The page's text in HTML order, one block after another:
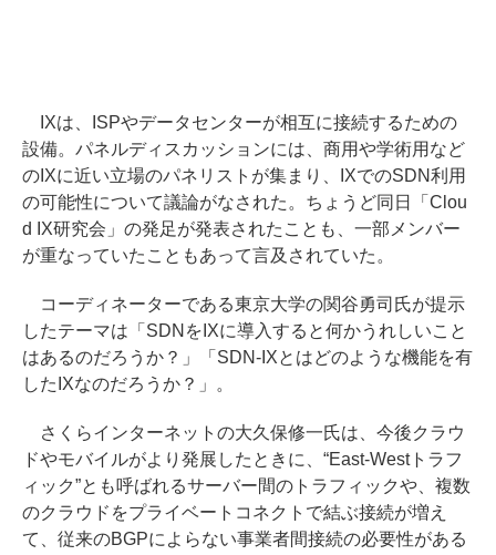
IXは、ISPやデータセンターが相互に接続するための
設備。パネルディスカッションには、商用や学術用など
のIXに近い立場のパネリストが集まり、IXでのSDN利用
の可能性について議論がなされた。ちょうど同日「Clou
d IX研究会」の発足が発表されたことも、一部メンバー
が重なっていたこともあって言及されていた。
コーディネーターである東京大学の関谷勇司氏が提示
したテーマは「SDNをIXに導入すると何かうれしいこと
はあるのだろうか？」「SDN-IXとはどのような機能を有
したIXなのだろうか？」。
さくらインターネットの大久保修一氏は、今後クラウ
ドやモバイルがより発展したときに、“East-Westトラフ
ィック”とも呼ばれるサーバー間のトラフィックや、複数
のクラウドをプライベートコネクトで結ぶ接続が増え
て、従来のBGPによらない事業者間接続の必要性がある